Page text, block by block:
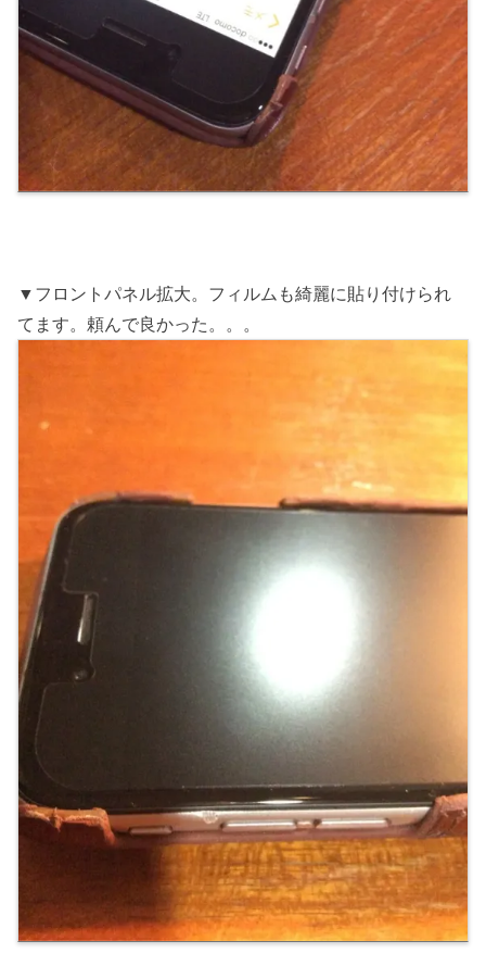
▼フロントパネル拡大。フィルムも綺麗に貼り付けられ
てます。頼んで良かった。。。